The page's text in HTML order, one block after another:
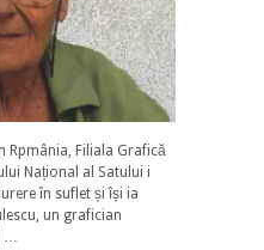
Rpmânia, Filiala Grafică
Național al Satului i
în suflet și își ia
un grafician